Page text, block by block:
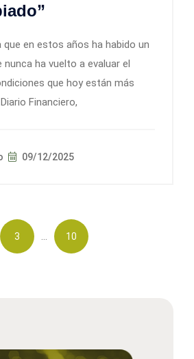
que en estos años ha habido un
nunca ha vuelto a evaluar el
que hoy están más
Financiero,
09/12/2025
3 … 10